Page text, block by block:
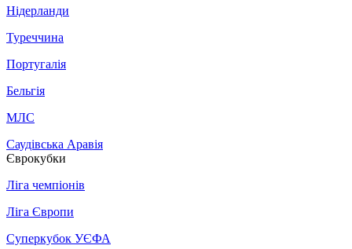
Нідерланди
Туреччина
Португалія
Бельгія
МЛС
Саудівська Аравія
Єврокубки
Ліга чемпіонів
Ліга Європи
Суперкубок УЄФА